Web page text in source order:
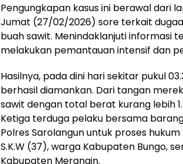
Pengungkapan kasus ini berawal dari
Jumat (27/02/2026) sore terkait
buah sawit. Menindaklanjuti informasi
melakukan pemantauan intensif dan
Hasilnya, pada dini hari sekitar pukul
berhasil diamankan. Dari tangan
sawit dengan total berat kurang lebih
Ketiga terduga pelaku bersama
Polres Sarolangun untuk proses
S.K.W (37), warga Kabupaten Bungo,
Kabupaten Merangin.